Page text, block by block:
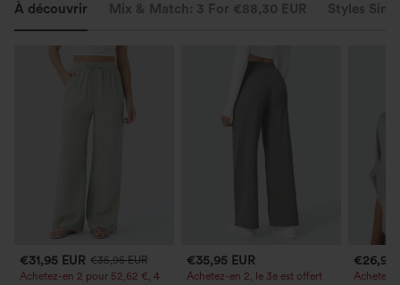
À découvrir Mix & Match: 3 For €88,30 EUR Styles
€31,95 EUR €35,95 EUR
Achetez-en 2 pour 52,62 €, 4
€35,95 EUR
Achetez-en 2, le 3e est offert
€26,95
Achetez-